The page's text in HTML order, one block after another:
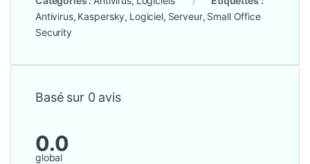
Antivirus, Kaspersky, Logiciel, Serveur, Small Office
Security
Basé sur 0 avis
0.0
global